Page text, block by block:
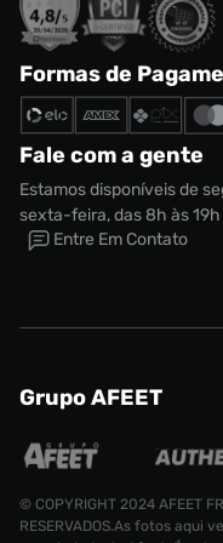
Formas de
Fale com a gente
Estamos disponíveis de
sexta-feira, das 8h às 19h
Entre Em Contato
Grupo AFEET
© COPYRIGHT 2024 AFEET
RESERVADOS.As fotos aqui